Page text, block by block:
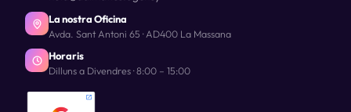
La nostra Oficina
Avda. Sant Antoni 65 · AD400 La Massana
Horaris
Dilluns a Divendres · 8:00 – 15:00